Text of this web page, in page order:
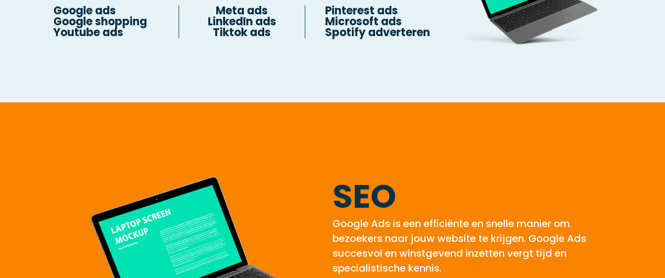
Google ads
Google shopping
Youtube ads
Meta ads
LinkedIn ads
Tiktok ads
Pinterest ads
Microsoft ads
Spotify adverteren
SEO
Google Ads is een efficiënte en snelle manier om
bezoekers naar jouw website te krijgen. Google Ads
succesvol en winstgevend inzetten vergt tijd en
specialistische kennis.